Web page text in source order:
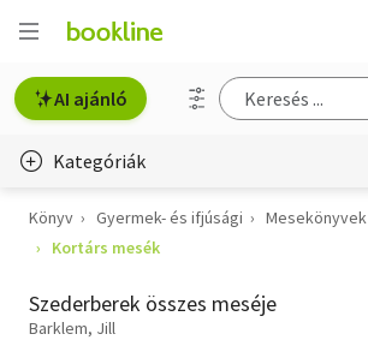
AI ajánló
Kategóriák
Életmód, egészség
Gyermek- és ifjúsági
Könyv Gyermek- és ifjúsági Mesekönyvek
Kortárs mesék
Szederberek összes meséje
Barklem, Jill